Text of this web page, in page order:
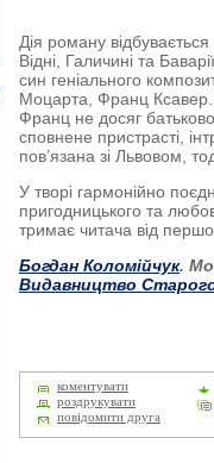
Дія роману
Відні, Галичині та
син геніального
Моцарта, Франц
Франц не досяг
сповнене пристрасті,
пов’язана зі Львовом,
У творі гармонійно
пригодницького та
тримає читача від
Богдан Коломійчук.
Видавництво
коментувати
роздрукувати
повідомити друга